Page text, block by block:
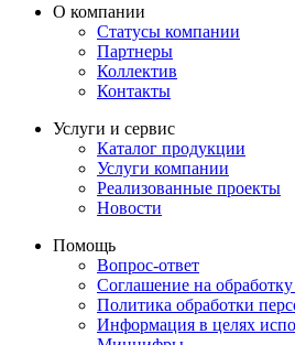
О компании
Статусы компании
Партнеры
Коллектив
Контакты
Услуги и сервис
Каталог продукции
Услуги компании
Реализованные проекты
Новости
Помощь
Вопрос-ответ
Соглашение на
Политика обработки
Информация в целях